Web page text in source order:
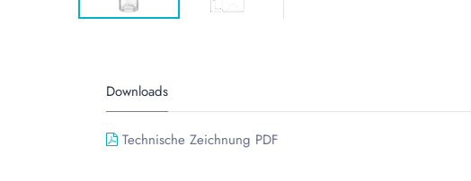
Downloads
Technische Zeichnung PDF